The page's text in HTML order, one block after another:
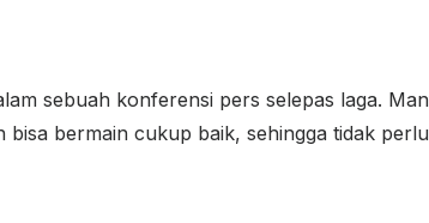
sebuah konferensi pers selepas laga.
bermain cukup baik, sehingga tidak